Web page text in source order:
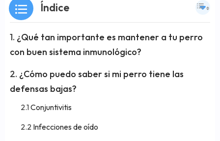
Índice
¿Qué tan importante es mantener a tu perro
con buen sistema inmunológico?
¿Cómo puedo saber si mi perro tiene las
defensas bajas?
Conjuntivitis
Infecciones de oído